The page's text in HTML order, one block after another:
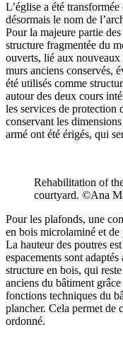
L’église a été
désormais le nom de
Pour la majeure partie
structure fragmentée du
ouverts, lié aux nouveaux
murs anciens conservés,
été utilisés comme
autour des deux cours
les services de protection
conservant les
armé ont été érigés, qui
Rehabilitation of
courtyard. ©Ana
Pour les plafonds, une
en bois microlaminé et
La hauteur des poutres
espacements sont
structure en bois, qui
anciens du bâtiment
fonctions techniques du
plancher. Cela permet de
ordonné.